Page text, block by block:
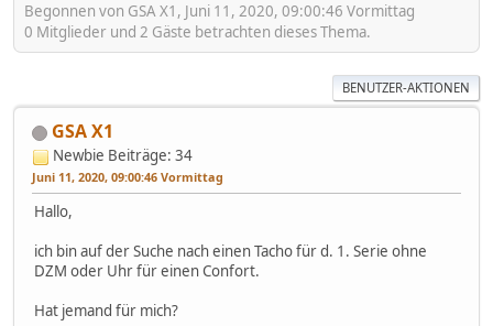
Begonnen von GSA X1, Juni 11, 2020, 09:00:46 Vormittag
0 Mitglieder und 2 Gäste betrachten dieses Thema.
BENUTZER-AKTIONEN
GSA X1
Newbie Beiträge: 34
Juni 11, 2020, 09:00:46 Vormittag
Hallo,
ich bin auf der Suche nach einen Tacho für d. 1. Serie ohne
DZM oder Uhr für einen Confort.
Hat jemand für mich?